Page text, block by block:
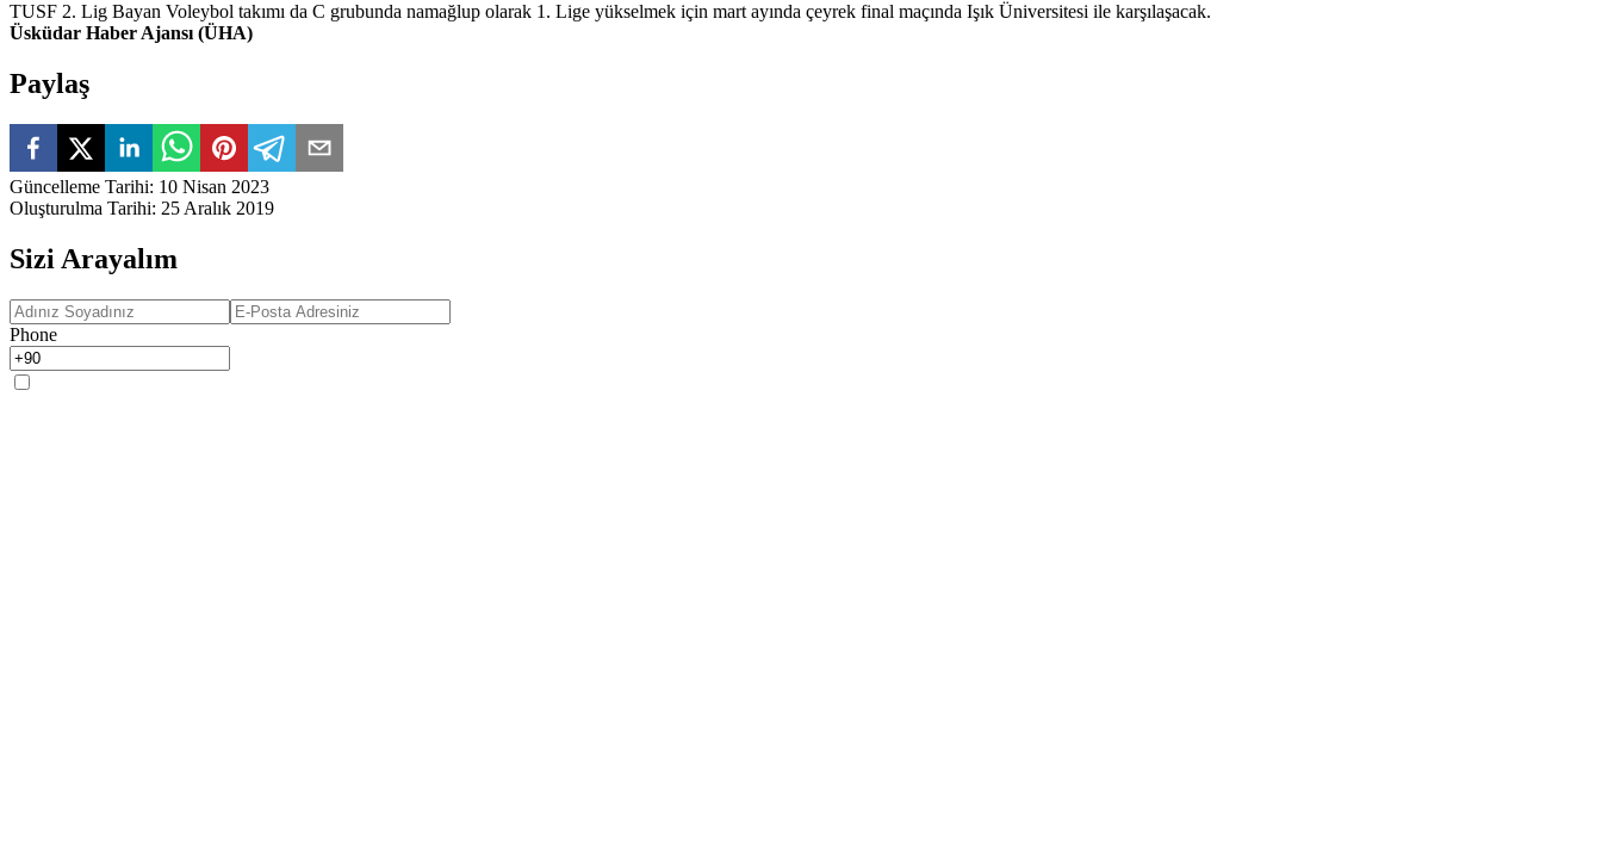
TUSF 2. Lig Bayan Voleybol takımı da C grubunda namağlup olarak 1. Lige yükselmek için mart ayında çeyrek final maçında Işık Üniversitesi ile karşılaşacak.
Üsküdar Haber Ajansı (ÜHA)
Paylaş
Güncelleme Tarihi: 10 Nisan 2023
Oluşturulma Tarihi: 25 Aralık 2019
Sizi Arayalım
Phone